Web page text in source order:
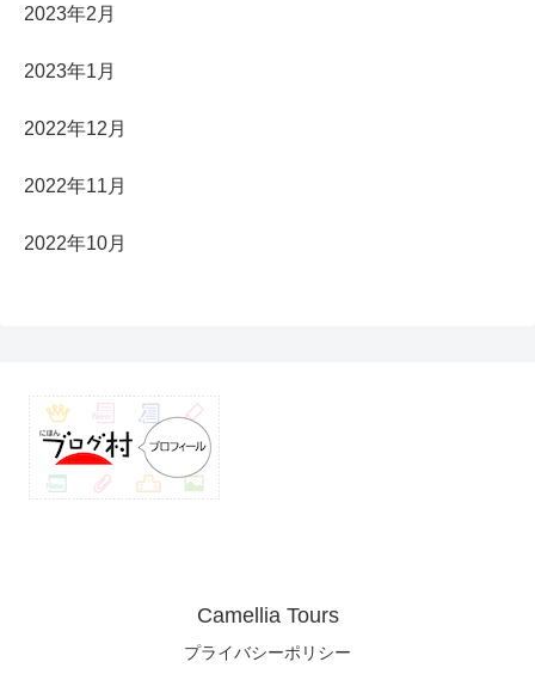
2023年2月
2023年1月
2022年12月
2022年11月
2022年10月
Camellia Tours
プライバシーポリシー